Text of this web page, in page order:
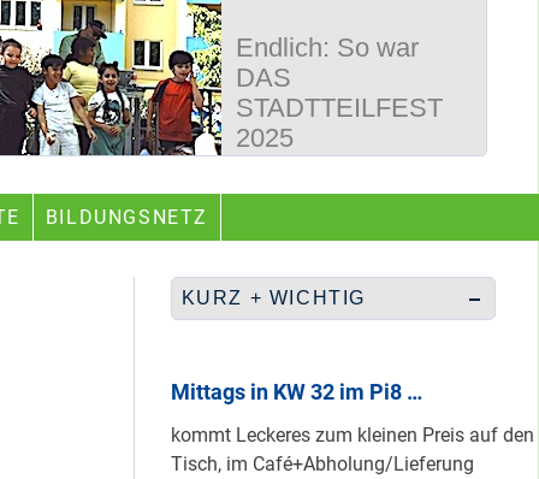
BILDUNGSNETZ
KURZ + WICHTIG
Mittags in KW 32 im Pi8 …
kommt Leckeres zum kleinen Preis auf den
Tisch, im Café+Abholung/Lieferung
Endlich: So war
DAS
STADTTEILFEST
2025
Wegbereiter &
geht & sich
ABSCHAFFEN!